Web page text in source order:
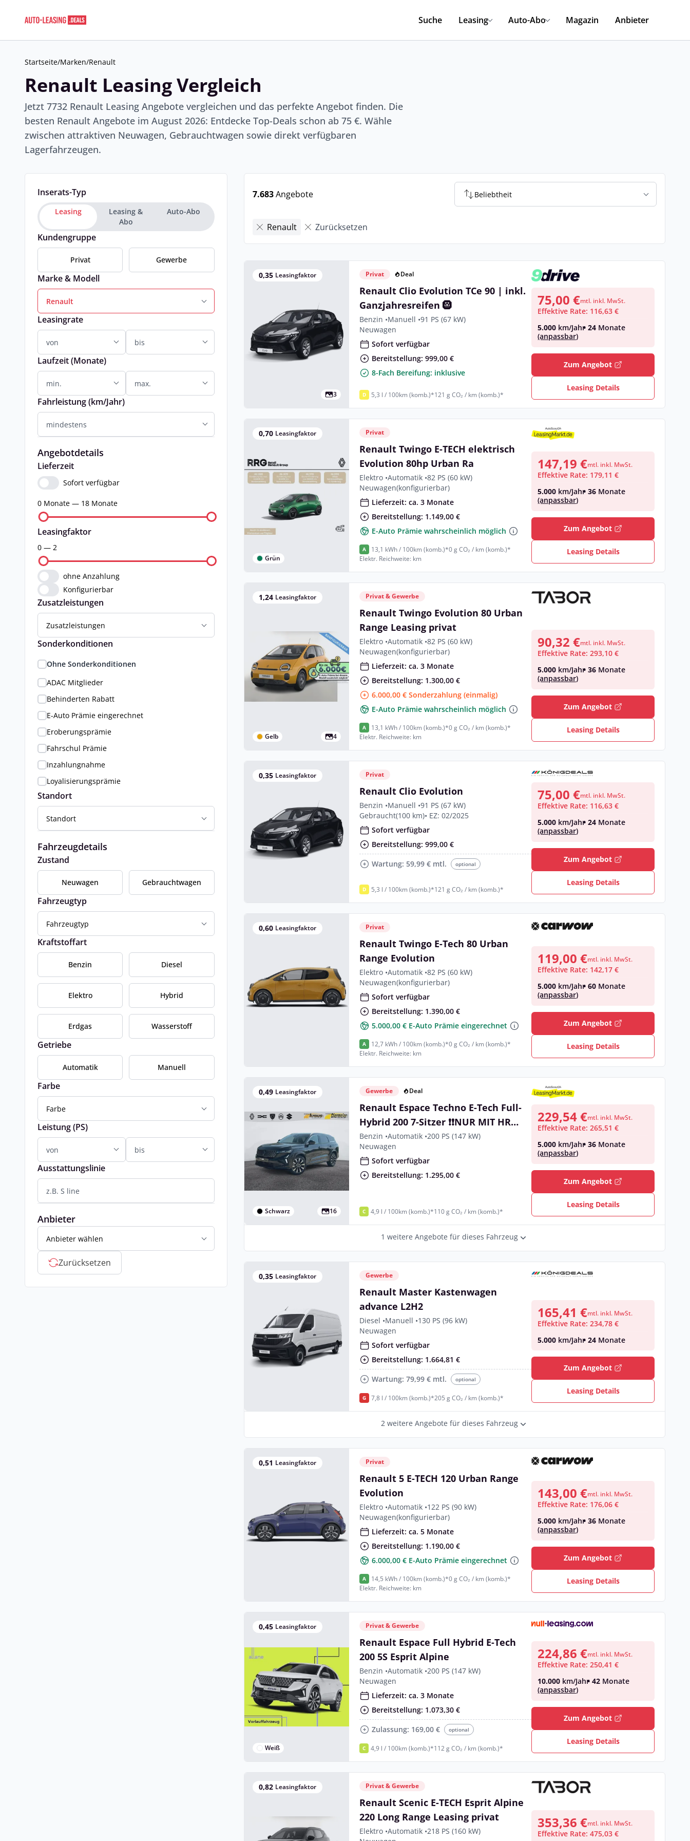
Suche Leasing Auto-Abo Magazin Anbieter
Startseite/Marken/Renault
Renault Leasing Vergleich
Jetzt 7732 Renault Leasing Angebote vergleichen und das perfekte Angebot finden. Die
besten Renault Angebote im August 2026: Entdecke Top-Deals schon ab 75 €. Wähle
zwischen attraktiven Neuwagen, Gebrauchtwagen sowie direkt verfügbaren
Lagerfahrzeugen.
Inserats-Typ
Leasing
Leasing &
Abo
Auto-Abo
Kundengruppe
Privat Gewerbe
Marke & Modell
Renault
Leasingrate
Laufzeit (Monate)
Fahrleistung (km/Jahr)
Angebotdetails
Lieferzeit
Sofort verfügbar
0 Monate — 18 Monate
Leasingfaktor
0 — 2
ohne Anzahlung
Konfigurierbar
Zusatzleistungen
Zusatzleistungen
Sonderkonditionen
Ohne Sonderkonditionen
ADAC Mitglieder
Behinderten Rabatt
E-Auto Prämie eingerechnet
Eroberungsprämie
Fahrschul Prämie
Inzahlungnahme
Loyalisierungsprämie
Standort
Standort
Fahrzeugdetails
Zustand
Neuwagen Gebrauchtwagen
Fahrzeugtyp
Fahrzeugtyp
Kraftstoffart
Benzin Diesel
Elektro Hybrid
Erdgas Wasserstoff
Getriebe
Automatik Manuell
Farbe
Farbe
Leistung (PS)
Ausstattungslinie
Anbieter
Anbieter wählen
Zurücksetzen
7.683Angebote Beliebtheit
Renault Zurücksetzen
0,35 Leasingfaktor
3
Privat Deal
Renault Clio Evolution TCe 90 | inkl.
Ganzjahresreifen 🛞
Benzin •Manuell •91 PS (67 kW)
Neuwagen
Sofort verfügbar
Bereitstellung: 999,00 €
8-Fach Bereifung: inklusive
D 5,3 l / 100km (komb.)*121 g CO₂ / km (komb.)*
75,00 €mtl. inkl. MwSt.
Effektive Rate: 116,63 €
5.000 km/Jahr• 24 Monate
(anpassbar)
Zum Angebot
Leasing Details
0,70 Leasingfaktor
Grün
Privat
Renault Twingo E-TECH elektrisch
Evolution 80hp Urban Ra
Elektro •Automatik •82 PS (60 kW)
Neuwagen(konfigurierbar)
Lieferzeit: ca. 3 Monate
Bereitstellung: 1.149,00 €
E-Auto Prämie wahrscheinlich möglich
A 13,1 kWh / 100km (komb.)*0 g CO₂ / km (komb.)*
Elektr. Reichweite: km
147,19 €mtl. inkl. MwSt.
Effektive Rate: 179,11 €
5.000 km/Jahr• 36 Monate
(anpassbar)
Zum Angebot
Leasing Details
1,24 Leasingfaktor
Gelb 4
Privat & Gewerbe
Renault Twingo Evolution 80 Urban
Range Leasing privat
Elektro •Automatik •82 PS (60 kW)
Neuwagen(konfigurierbar)
Lieferzeit: ca. 3 Monate
Bereitstellung: 1.300,00 €
6.000,00 € Sonderzahlung (einmalig)
E-Auto Prämie wahrscheinlich möglich
A 13,1 kWh / 100km (komb.)*0 g CO₂ / km (komb.)*
Elektr. Reichweite: km
90,32 €mtl. inkl. MwSt.
Effektive Rate: 293,10 €
5.000 km/Jahr• 36 Monate
(anpassbar)
Zum Angebot
Leasing Details
0,35 Leasingfaktor Privat
Renault Clio Evolution
Benzin •Manuell •91 PS (67 kW)
Gebraucht(100 km)• EZ: 02/2025
Sofort verfügbar
Bereitstellung: 999,00 €
Wartung: 59,99 € mtl.
optional
D 5,3 l / 100km (komb.)*121 g CO₂ / km (komb.)*
75,00 €mtl. inkl. MwSt.
Effektive Rate: 116,63 €
5.000 km/Jahr• 24 Monate
(anpassbar)
Zum Angebot
Leasing Details
0,60 Leasingfaktor Privat
Renault Twingo E-Tech 80 Urban
Range Evolution
Elektro •Automatik •82 PS (60 kW)
Neuwagen(konfigurierbar)
Sofort verfügbar
Bereitstellung: 1.390,00 €
5.000,00 € E-Auto Prämie eingerechnet
A 12,7 kWh / 100km (komb.)*0 g CO₂ / km (komb.)*
Elektr. Reichweite: km
119,00 €mtl. inkl. MwSt.
Effektive Rate: 142,17 €
5.000 km/Jahr• 60 Monate
(anpassbar)
Zum Angebot
Leasing Details
0,49 Leasingfaktor
Schwarz 16
Gewerbe Deal
Renault Espace Techno E-Tech Full-
Hybrid 200 7-Sitzer ❗️❗️NUR MIT HR
AUSZUG❗️❗️
Benzin •Automatik •200 PS (147 kW)
Neuwagen
Sofort verfügbar
Bereitstellung: 1.295,00 €
C 4,9 l / 100km (komb.)*110 g CO₂ / km (komb.)*
229,54 €mtl. inkl. MwSt.
Effektive Rate: 265,51 €
5.000 km/Jahr• 36 Monate
(anpassbar)
Zum Angebot
Leasing Details
1 weitere Angebote für dieses Fahrzeug
0,35 Leasingfaktor Gewerbe
Renault Master Kastenwagen
advance L2H2
Diesel •Manuell •130 PS (96 kW)
Neuwagen
Sofort verfügbar
Bereitstellung: 1.664,81 €
Wartung: 79,99 € mtl.
optional
G 7,8 l / 100km (komb.)*205 g CO₂ / km (komb.)*
165,41 €mtl. inkl. MwSt.
Effektive Rate: 234,78 €
5.000 km/Jahr• 24 Monate
Zum Angebot
Leasing Details
2 weitere Angebote für dieses Fahrzeug
0,51 Leasingfaktor Privat
Renault 5 E-TECH 120 Urban Range
Evolution
Elektro •Automatik •122 PS (90 kW)
Neuwagen(konfigurierbar)
Lieferzeit: ca. 5 Monate
Bereitstellung: 1.190,00 €
6.000,00 € E-Auto Prämie eingerechnet
A 14,5 kWh / 100km (komb.)*0 g CO₂ / km (komb.)*
Elektr. Reichweite: km
143,00 €mtl. inkl. MwSt.
Effektive Rate: 176,06 €
5.000 km/Jahr• 36 Monate
(anpassbar)
Zum Angebot
Leasing Details
0,45 Leasingfaktor
Weiß
Privat & Gewerbe
Renault Espace Full Hybrid E-Tech
200 5S Esprit Alpine
Benzin •Automatik •200 PS (147 kW)
Neuwagen
Lieferzeit: ca. 3 Monate
Bereitstellung: 1.073,30 €
Zulassung: 169,00 €
optional
C 4,9 l / 100km (komb.)*112 g CO₂ / km (komb.)*
224,86 €mtl. inkl. MwSt.
Effektive Rate: 250,41 €
10.000 km/Jahr• 42 Monate
(anpassbar)
Zum Angebot
Leasing Details
0,82 Leasingfaktor Privat & Gewerbe
Renault Scenic E-TECH Esprit Alpine
220 Long Range Leasing privat
Elektro •Automatik •218 PS (160 kW)
353,36 €mtl. inkl. MwSt.
Effektive Rate: 475,03 €